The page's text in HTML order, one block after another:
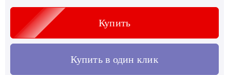
Купить
Купить в один клик